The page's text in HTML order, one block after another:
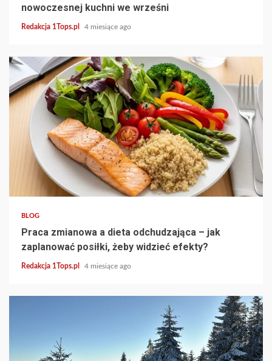
nowoczesnej kuchni we wrześni
Redakcja 1Tops.pl 4 miesiące ago
3 min read
BLOG
Praca zmianowa a dieta odchudzająca – jak
zaplanować posiłki, żeby widzieć efekty?
Redakcja 1Tops.pl 4 miesiące ago